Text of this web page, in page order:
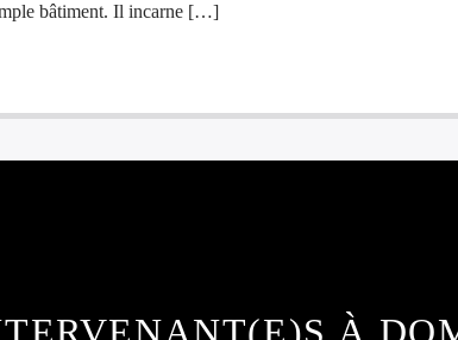
bâtiment. Il incarne […]